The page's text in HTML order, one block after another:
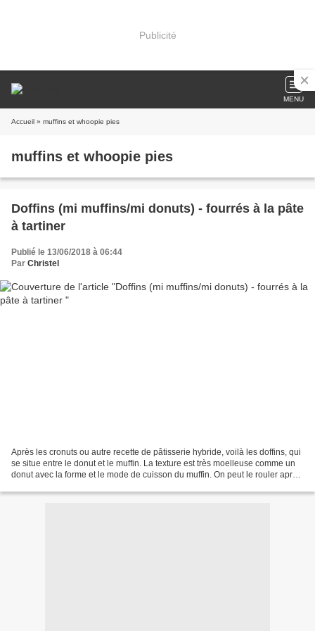
Publicité
MENU
Accueil » muffins et whoopie pies
muffins et whoopie pies
Doffins (mi muffins/mi donuts) - fourrés à la pâte
à tartiner
Publié le 13/06/2018 à 06:44
Par Christel
Après les cronuts ou autre recette de pâtisserie hybride, voilà les doffins, qui
se situe entre le donut et le muffin. La texture est très moelleuse comme un
donut avec la forme et le mode de cuisson du muffin. On peut le rouler après